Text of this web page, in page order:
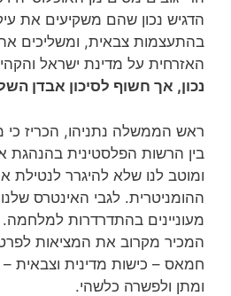
הדגיש נכון שהם משקיעים את
בהתעצמות צבאית, ומשליכים
האזרחית על מדינת ישראל
נכון, אך חשוף לסיכון אבדן
ראש הממשלה נתניהו, הכריז כי
בין הרשות הפלסטינית בהנהגת
ומוטב לנו שלא להיגרר לנטילת
ההומניטרית. לגבי האינטרס שלנו
מעוניינים בהתדרדרות
המכיר מקרוב את המציאות
חמאס – כישות מדינית וצבאית
ומתן ולפשרה כלשהי.